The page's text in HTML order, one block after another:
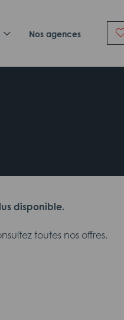
Nos agences
disponible.
toutes nos offres.